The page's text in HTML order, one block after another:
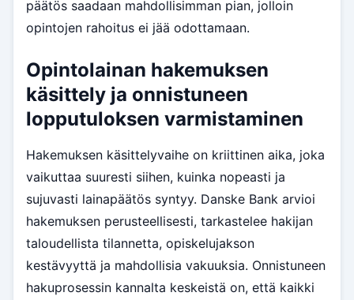
päätös saadaan mahdollisimman pian, jolloin
opintojen rahoitus ei jää odottamaan.
Opintolainan hakemuksen
käsittely ja onnistuneen
lopputuloksen varmistaminen
Hakemuksen käsittelyvaihe on kriittinen aika, joka
vaikuttaa suuresti siihen, kuinka nopeasti ja
sujuvasti lainapäätös syntyy. Danske Bank arvioi
hakemuksen perusteellisesti, tarkastelee hakijan
taloudellista tilannetta, opiskelujakson
kestävyyttä ja mahdollisia vakuuksia. Onnistuneen
hakuprosessin kannalta keskeistä on, että kaikki